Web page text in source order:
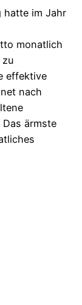
hatte im Jahr
monatlich
zu
effektive
nach
ärmste